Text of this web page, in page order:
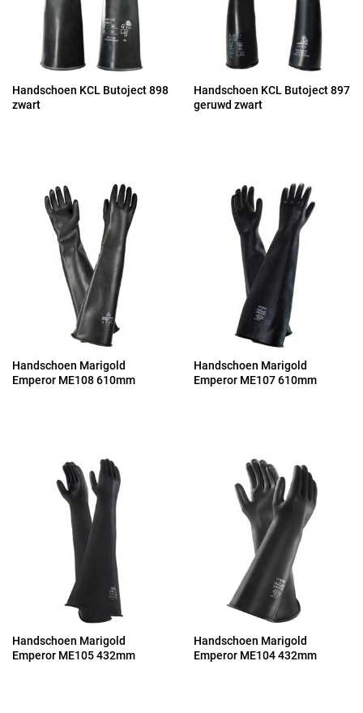
Handschoen KCL Butoject 898
zwart
Handschoen KCL Butoject 897
geruwd zwart
Handschoen Marigold
Emperor ME108 610mm
Handschoen Marigold
Emperor ME107 610mm
Handschoen Marigold
Emperor ME105 432mm
Handschoen Marigold
Emperor ME104 432mm